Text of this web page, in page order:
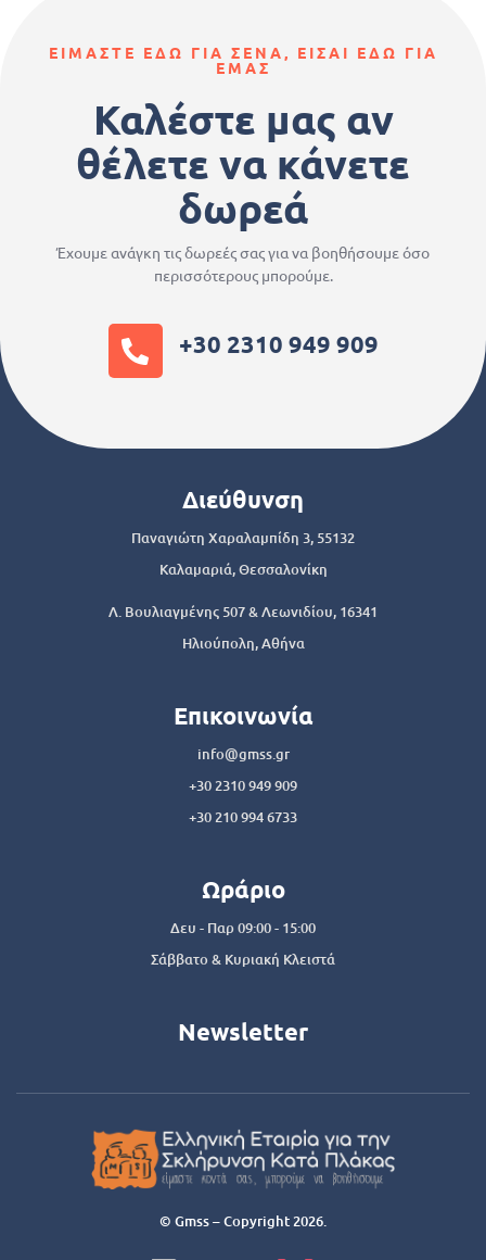
ΕΙΜΑΣΤΕ ΕΔΩ ΓΙΑ ΣΕΝΑ, ΕΙΣΑΙ ΕΔΩ ΓΙΑ
ΕΜΑΣ
Καλέστε μας αν
θέλετε να κάνετε
δωρεά
Έχουμε ανάγκη τις δωρεές σας για να βοηθήσουμε όσο
περισσότερους μπορούμε.
+30 2310 949 909
Διεύθυνση
Παναγιώτη Χαραλαμπίδη 3, 55132
Καλαμαριά, Θεσσαλονίκη
Λ. Βουλιαγμένης 507 & Λεωνιδίου, 16341
Ηλιούπολη, Αθήνα
Επικοινωνία
info@gmss.gr
+30 2310 949 909
+30 210 994 6733
Ωράριο
Δευ - Παρ 09:00 - 15:00
Σάββατο & Κυριακή Κλειστά
Newsletter
© Gmss – Copyright 2026.